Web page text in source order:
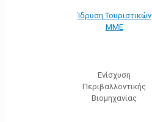
Ίδρυση Τουριστικών
ΜΜΕ
Ενίσχυση
Περιβαλλοντικής
Βιομηχανίας